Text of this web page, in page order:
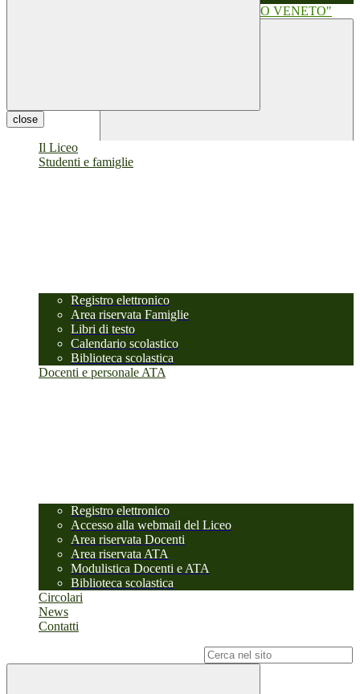
close
Il Liceo
Studenti e famiglie
Registro elettronico
Area riservata Famiglie
Libri di testo
Calendario scolastico
Biblioteca scolastica
Docenti e personale ATA
Registro elettronico
Accesso alla webmail del Liceo
Area riservata Docenti
Area riservata ATA
Modulistica Docenti e ATA
Biblioteca scolastica
Circolari
News
Contatti